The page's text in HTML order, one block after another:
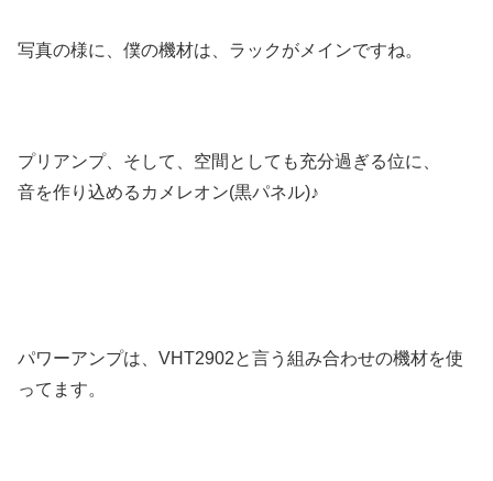
写真の様に、僕の機材は、ラックがメインですね。
プリアンプ、そして、空間としても充分過ぎる位に、
音を作り込めるカメレオン(黒パネル)♪
パワーアンプは、VHT2902と言う組み合わせの機材を使
ってます。